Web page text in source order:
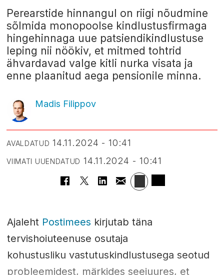
Perearstide hinnangul on riigi nõudmine
sõlmida monopoolse kindlustusfirmaga
hingehinnaga uue patsiendikindlustuse
leping nii nöökiv, et mitmed tohtrid
ähvardavad valge kitli nurka visata ja
enne plaanitud aega pensionile minna.
Madis Filippov
AVALDATUD 14.11.2024 - 10:41
VIIMATI UUENDATUD 14.11.2024 - 10:41
Ajaleht Postimees kirjutab täna
tervishoiuteenuse osutaja
kohustusliku vastutuskindlustusega seotud
probleemidest, märkides seejuures, et